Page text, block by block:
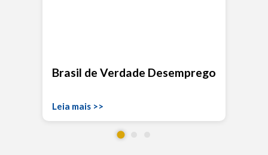
Brasil de Verdade Desemprego
Leia mais >>